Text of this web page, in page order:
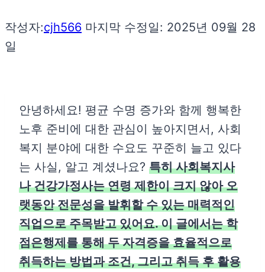
작성자:cjh566 마지막 수정일: 2025년 09월 28
일
안녕하세요! 평균 수명 증가와 함께 행복한
노후 준비에 대한 관심이 높아지면서, 사회
복지 분야에 대한 수요도 꾸준히 늘고 있다
는 사실, 알고 계셨나요? 특히 사회복지사
나 건강가정사는 연령 제한이 크지 않아 오
랫동안 전문성을 발휘할 수 있는 매력적인
직업으로 주목받고 있어요. 이 글에서는 학
점은행제를 통해 두 자격증을 효율적으로
취득하는 방법과 조건, 그리고 취득 후 활용